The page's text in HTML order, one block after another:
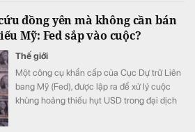
đồng yên mà không cần bán
Mỹ: Fed sắp vào cuộc?
Thế giới
Một công cụ khẩn cấp của Cục Dự trữ Liên
bang Mỹ (Fed), được lập ra để xử lý cuộc
khủng hoảng thiếu hụt USD trong đại dịch